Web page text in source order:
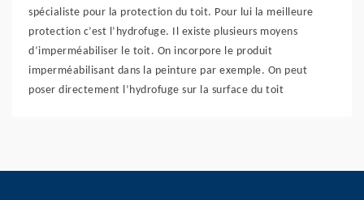
spécialiste pour la protection du toit. Pour lui la meilleure
protection c’est l’hydrofuge. Il existe plusieurs moyens
d’imperméabiliser le toit. On incorpore le produit
imperméabilisant dans la peinture par exemple. On peut
poser directement l’hydrofuge sur la surface du toit